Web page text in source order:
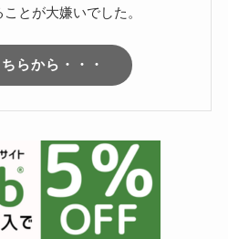
とが大嫌いでした。
らから・・・